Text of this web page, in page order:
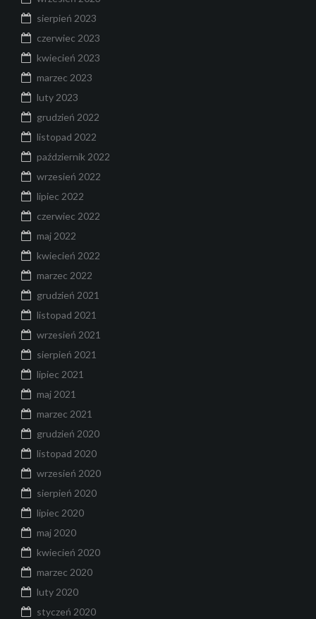
sierpień 2023
czerwiec 2023
kwiecień 2023
marzec 2023
luty 2023
grudzień 2022
listopad 2022
październik 2022
wrzesień 2022
lipiec 2022
czerwiec 2022
maj 2022
kwiecień 2022
marzec 2022
grudzień 2021
listopad 2021
wrzesień 2021
sierpień 2021
lipiec 2021
maj 2021
marzec 2021
grudzień 2020
listopad 2020
wrzesień 2020
sierpień 2020
lipiec 2020
maj 2020
kwiecień 2020
marzec 2020
luty 2020
styczeń 2020